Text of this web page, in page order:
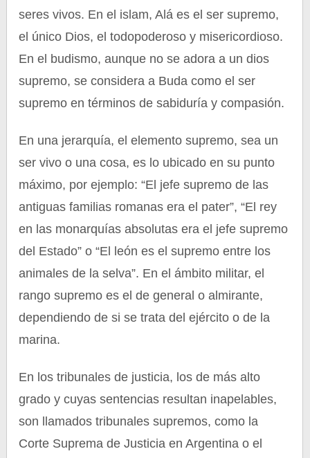
seres vivos. En el islam, Alá es el ser supremo,
el único Dios, el todopoderoso y misericordioso.
En el budismo, aunque no se adora a un dios
supremo, se considera a Buda como el ser
supremo en términos de sabiduría y compasión.
En una jerarquía, el elemento supremo, sea un
ser vivo o una cosa, es lo ubicado en su punto
máximo, por ejemplo: “El jefe supremo de las
antiguas familias romanas era el pater”, “El rey
en las monarquías absolutas era el jefe supremo
del Estado” o “El león es el supremo entre los
animales de la selva”. En el ámbito militar, el
rango supremo es el de general o almirante,
dependiendo de si se trata del ejército o de la
marina.
En los tribunales de justicia, los de más alto
grado y cuyas sentencias resultan inapelables,
son llamados tribunales supremos, como la
Corte Suprema de Justicia en Argentina o el